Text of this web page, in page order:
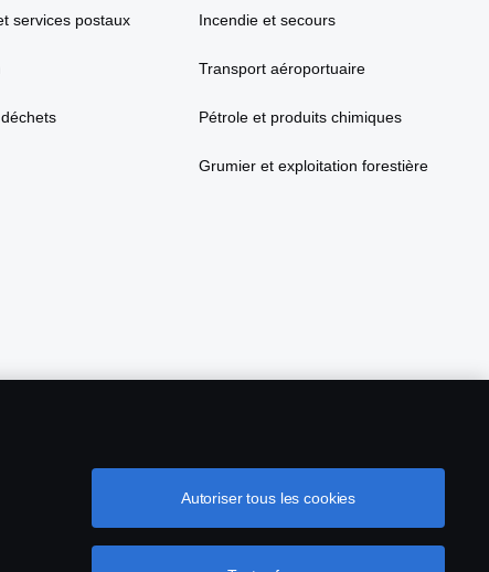
services postaux Incendie et secours
Transport aéroportuaire
Pétrole et produits chimiques
Grumier et exploitation forestière
Autoriser tous les cookies